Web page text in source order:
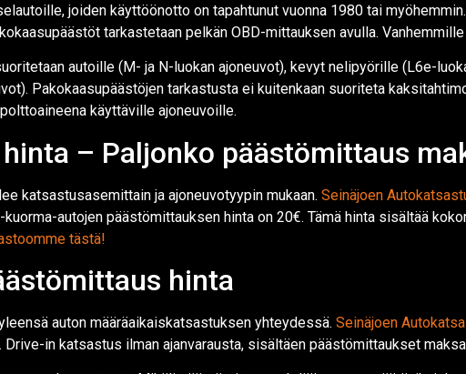
joiden käyttöönotto on tapahtunut vuonna 1980 tai
tarkastetaan pelkän OBD-mittauksen avulla.
autoille (M- ja N-luokan ajoneuvot), kevyt nelipyörille (L6e-
Pakokaasupäästöjen tarkastusta ei kuitenkaan suoriteta
käyttäville ajoneuvoille.
– Paljonko päästömittaus
katsastusasemittain ja ajoneuvotyypin mukaan. Seinäjoen
autojen päästömittauksen hinta on 20€. Tämä hinta sisältää
tästä!
hinta
auton määräaikaiskatsastuksen yhteydessä. Seinäjoen
in katsastus ilman ajanvarausta, sisältäen päästömittaukset